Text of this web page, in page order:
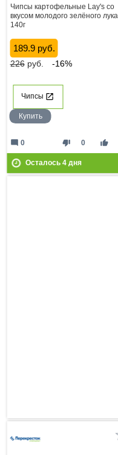
Чипсы картофельные Lay's со
вкусом молодого зелёного лука,
140г
189.9 руб.
226руб. -16%
Чипсы
Купить
thumb_down 0 thumb_up
mode_comment 0
Осталось 4дня